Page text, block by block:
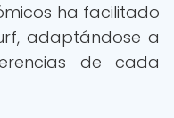
ha facilitado
adaptándose a
de cada